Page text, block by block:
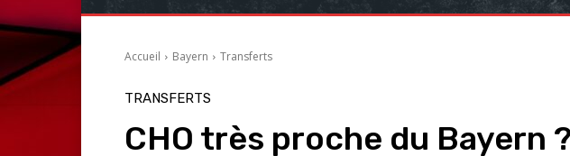
Accueil Bayern Transferts
TRANSFERTS
CHO très proche du Bayern ?